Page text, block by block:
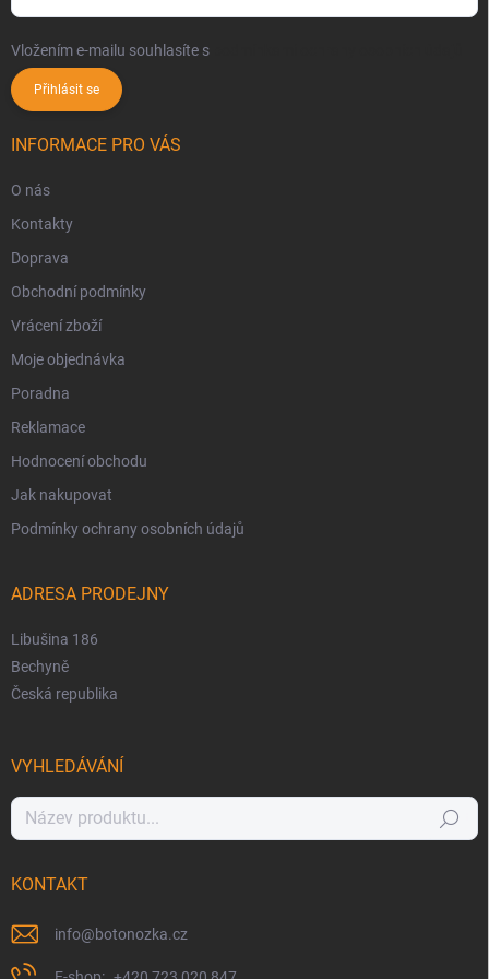
Vložením e-mailu souhlasíte s
Přihlásit se
INFORMACE PRO VÁS
O nás
Kontakty
Doprava
Obchodní podmínky
Vrácení zboží
Moje objednávka
Poradna
Reklamace
Hodnocení obchodu
Jak nakupovat
Podmínky ochrany osobních údajů
ADRESA PRODEJNY
Libušina 186
Bechyně
Česká republika
VYHLEDÁVÁNÍ
Hledat
KONTAKT
info@botonozka.cz